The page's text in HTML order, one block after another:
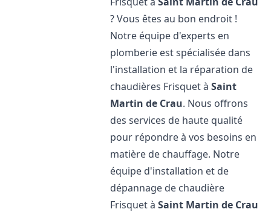
? Vous êtes au bon endroit !
Notre équipe d'experts en
plomberie est spécialisée dans
l'installation et la réparation de
chaudières Frisquet àSaint
Martin de Crau. Nous offrons
des services de haute qualité
pour répondre à vos besoins en
matière de chauffage. Notre
équipe d'installation et de
dépannage de chaudière
Frisquet àSaint Martin de Crau